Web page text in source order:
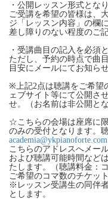
・公開レッスン形式とな
ご受講を希望の皆様は、
ジ「レッスン内容」の欄
差し障りのない程度のご
・受講曲目の記入を必須
ただし、予約の時点で曲
目安にメールにてお知ら
※上記2点は聴講をご希望
ェブサイト等にて公開さ
せ。（お名前は非公開と
☆こちらの会場は座席に
のみの受付となります。
academia@ykpianoforte.com
こちらのアドレスへメー
および聴講可能時間など
たします。（聴講料金：
ご希望のコマ数のチケッ
※レッスン受講生の同伴
とします。